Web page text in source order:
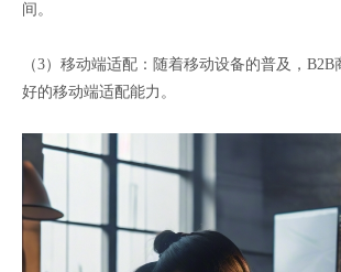
间。
（3）移动端适配：随着移动设备的普及，
好的移动端适配能力。